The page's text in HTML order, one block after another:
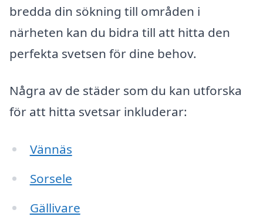
bredda din sökning till områden i
närheten kan du bidra till att hitta den
perfekta svetsen för dine behov.
Några av de städer som du kan utforska
för att hitta svetsar inkluderar:
Vännäs
Sorsele
Gällivare